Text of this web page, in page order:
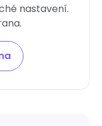
nastavení.